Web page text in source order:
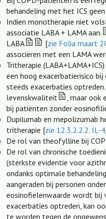
behandeling met het ICS
Indien monotherapie niet
associatie LABA + LAMA aan.
LABA
[zie Folia maart
associëren met een LAMA
Tritherapie
een hoog exacerbatierisico
steeds exacerbaties
levenskwaliteit
, maar ook
bij patiënten zonder
Dupilumab en mepolizumab
tritherapie [zie 12.3.2.2.2. IL-
De rol van theofylline bij
De rol van chronische
(sterkste evidentie voor
ondanks optimale
aangeraden bij personen
eosinofielenwaarde wordt bij
exacerbaties optreden, kan
te worden tegen de